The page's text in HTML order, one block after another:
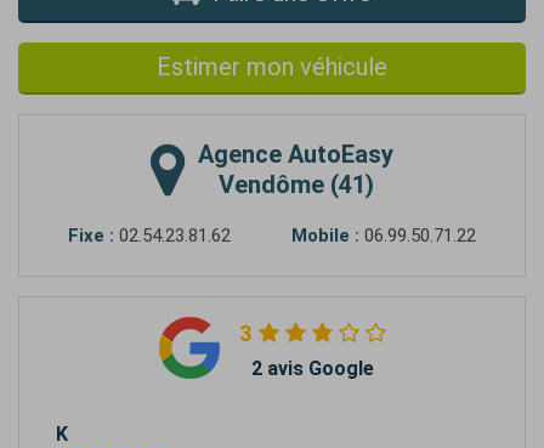
Estimer mon véhicule
Agence AutoEasy
Vendôme (41)
Fixe : 02.54.23.81.62 Mobile : 06.99.50.71.22
3
2 avis Google
K